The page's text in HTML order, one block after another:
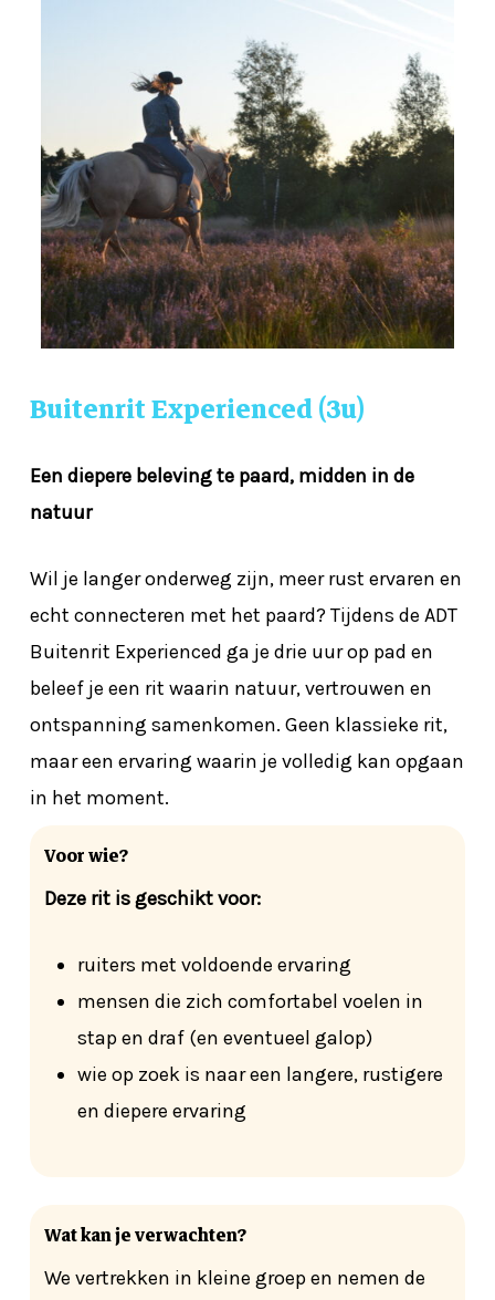
BuitenritExperienced(3u)
Een diepere beleving te paard, midden in de
natuur
Wil je langer onderweg zijn, meer rust ervaren en
echt connecteren met het paard? Tijdens de ADT
Buitenrit Experienced ga je drie uur op pad en
beleef je een rit waarin natuur, vertrouwen en
ontspanning samenkomen. Geen klassieke rit,
maar een ervaring waarin je volledig kan opgaan
in het moment.
Wat kan je verwachten?
We vertrekken in kleine groep en nemen de
Voor wie?
Deze rit is geschikt voor:
ruiters met voldoende ervaring
mensen die zich comfortabel voelen in
stap en draf (en eventueel galop)
wie op zoek is naar een langere, rustigere
en diepere ervaring